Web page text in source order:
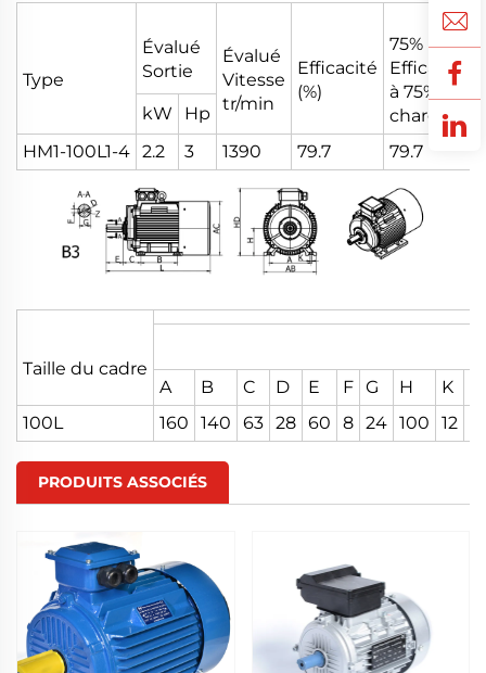
Type
Évalué
Sortie
Évalué
Vitesse
tr/min
Efficacité
(%)
75%
Efficacité
à 75%
charge
kW
Hp
HM1-100L1-4 2.2 3 1390 79.7 79.7
Taille du cadre
A
B C D E F G H K
100L
160 140 63 28 60 8 24 100 12
PRODUITS ASSOCIÉS